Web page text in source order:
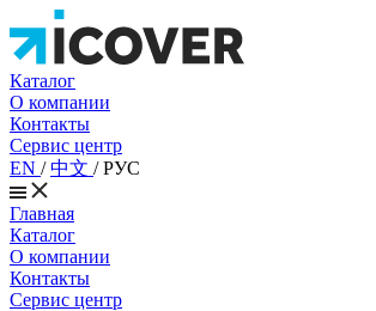
Каталог
О компании
Контакты
Сервис центр
EN /中文 /РУС
Главная
Каталог
О компании
Контакты
Сервис центр